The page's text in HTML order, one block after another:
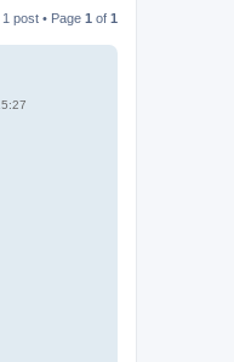
1 post • Page 1 of 1